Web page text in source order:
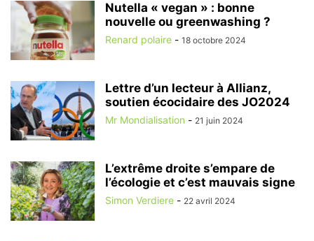
Nutella « vegan » : bonne
nouvelle ou greenwashing ?
Renard polaire - 18 octobre 2024
Lettre d’un lecteur à Allianz,
soutien écocidaire des JO2024
Mr Mondialisation - 21 juin 2024
L’extrême droite s’empare de
l’écologie et c’est mauvais signe
Simon Verdiere - 22 avril 2024